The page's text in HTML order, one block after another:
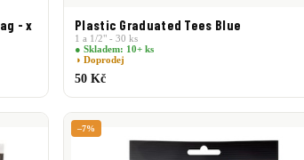
- x
Plastic Graduated Tees Blue
1 a 1/2" - 30 ks
● Skladem: 10+ ks
◑ Doprodej
50 Kč
–7%